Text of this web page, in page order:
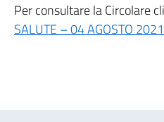
Per consultare la Circolare
SALUTE – 04 AGOSTO 2021